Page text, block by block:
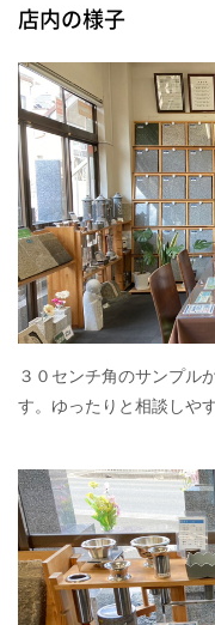
店内の様子
３０センチ角のサンプル
す。ゆったりと相談しや